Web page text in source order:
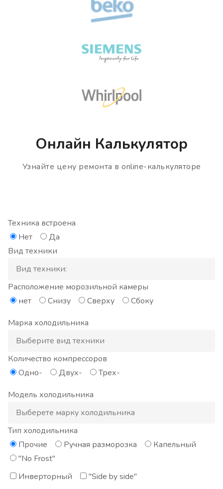
Онлайн Калькулятор
Узнайте цену ремонта в online-калькуляторе
Техника встроена
Нет
Да
Вид техники
Расположение морозильной камеры
нет
Снизу Сверху
Сбоку
Марка холодильника
Количество компрессоров
Одно-
Двух-
Трех-
Модель холодильника
Тип холодильника
Прочие
Ручная разморозка
Капельный
"No Frost"
Инверторный
"Side by side"